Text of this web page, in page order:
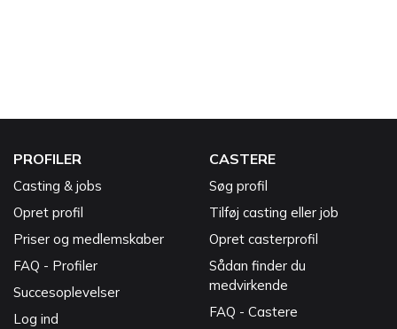
PROFILER
Casting & jobs
Opret profil
Priser og medlemskaber
FAQ - Profiler
Succesoplevelser
Log ind
CASTERE
Søg profil
Tilføj casting eller job
Opret casterprofil
Sådan finder du
medvirkende
FAQ - Castere